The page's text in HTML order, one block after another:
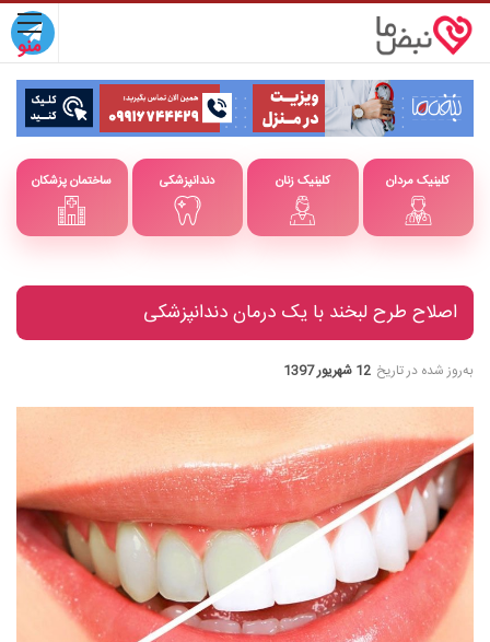
ساختمان پزشکان دندانپزشکی کلینیک زنان کلینیک مردان
اصلاح طرح لبخند با یک درمان دندانپزشکی
به‌روز شده در تاریخ 12 شهریور 1397